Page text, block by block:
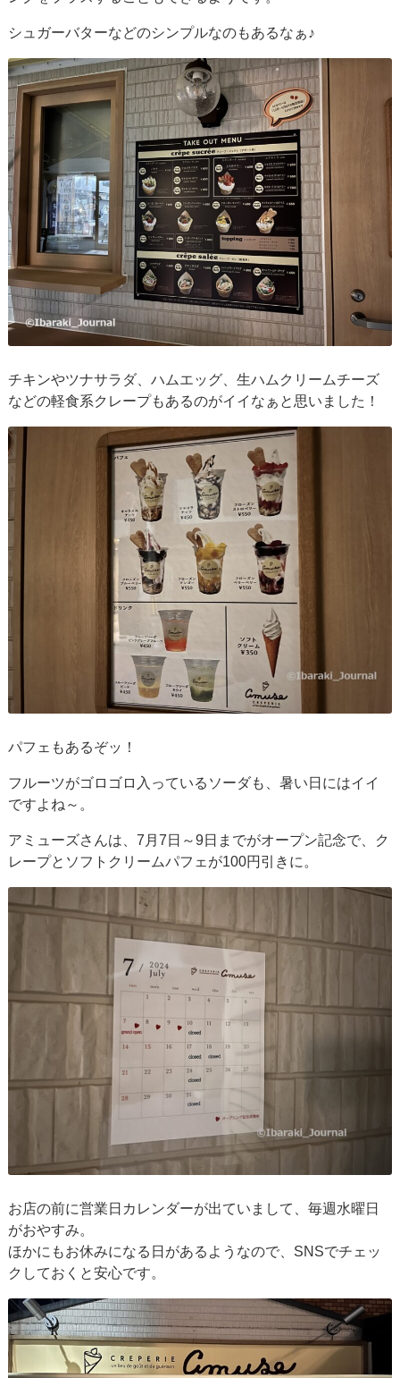
シュガーバターなどのシンプルなのもあるなぁ♪
チキンやツナサラダ、ハムエッグ、生ハムクリームチーズ
などの軽食系クレープもあるのがイイなぁと思いました！
パフェもあるぞッ！
フルーツがゴロゴロ入っているソーダも、暑い日にはイイ
ですよね～。
アミューズさんは、7月7日～9日までがオープン記念で、ク
レープとソフトクリームパフェが100円引きに。
お店の前に営業日カレンダーが出ていまして、毎週水曜日
がおやすみ。
ほかにもお休みになる日があるようなので、SNSでチェッ
クしておくと安心です。